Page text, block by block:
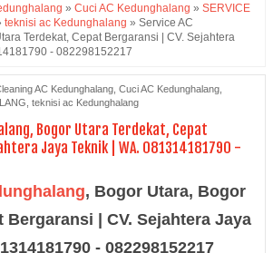
» Cuci AC Kedunghalang » SERVICE
teknisi ac Kedunghalang » Service AC
Terdekat, Cepat Bergaransi | CV. Sejahtera
- 082298152217
AC Kedunghalang Cuci AC Kedunghalang
teknisi ac Kedunghalang
Bogor Utara Terdekat, Cepat
Jaya Teknik | WA. 081314181790 -
, Bogor Utara, Bogor
Bergaransi | CV. Sejahtera Jaya
- 082298152217